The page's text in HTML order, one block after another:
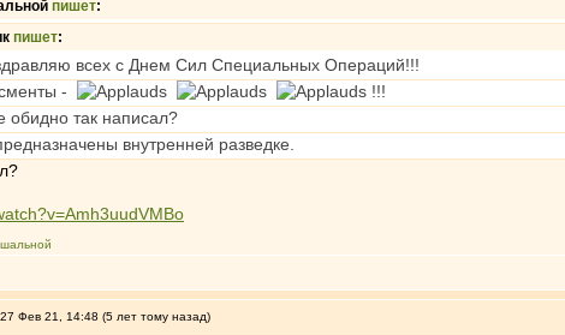
пишет:
пишет:
всех с Днем Сил Специальных Операций!!!
-
!!!
обидно так написал?
внутренней разведке.
Фев 21, 14:48 (5 лет тому назад)